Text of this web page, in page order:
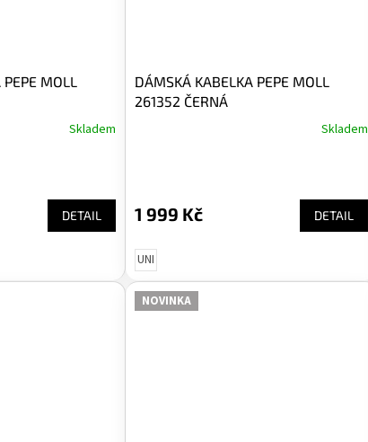
MOLL
Skladem
DETAIL
DÁMSKÁ KABELKA PEPE MOLL
261352 ČERNÁ
Skladem
1 999 Kč DETAIL
UNI
NOVINKA